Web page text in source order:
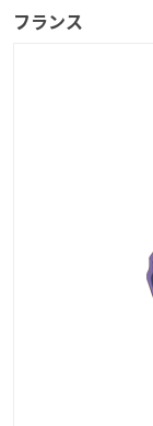
フランス